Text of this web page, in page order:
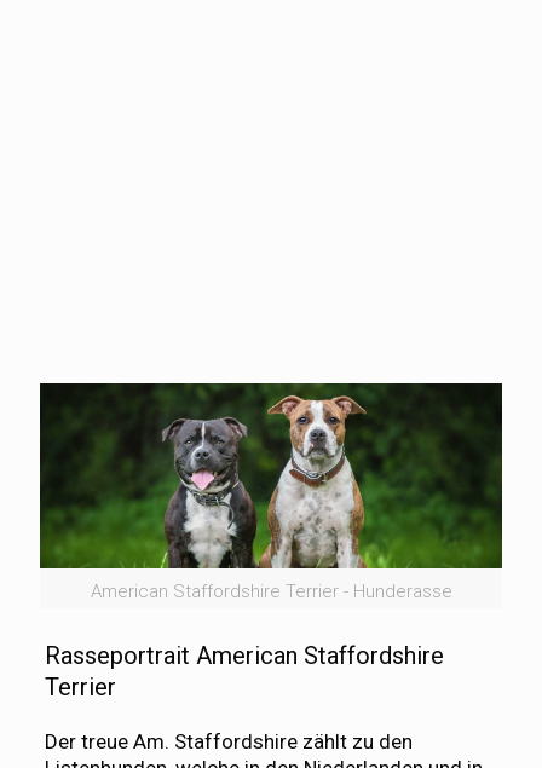
American Staffordshire Terrier - Hunderasse
Rasseportrait American Staffordshire
Terrier
Der treue Am. Staffordshire zählt zu den